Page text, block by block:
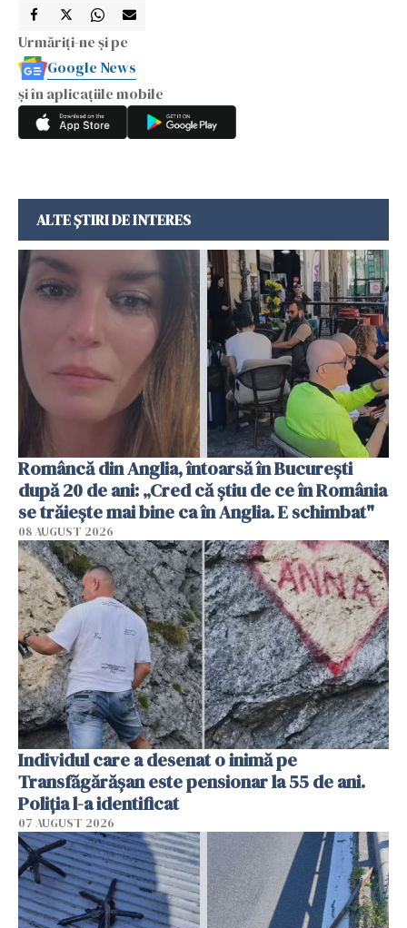
Urmăriți-ne și pe
Google News
și în aplicațiile mobile
ALTE ȘTIRI DE INTERES
Româncă din Anglia, întoarsă în București
după 20 de ani: „Cred că știu de ce în România
se trăiește mai bine ca în Anglia. E schimbat"
08 AUGUST 2026
Individul care a desenat o inimă pe
Transfăgărășan este pensionar la 55 de ani.
Poliția l-a identificat
07 AUGUST 2026